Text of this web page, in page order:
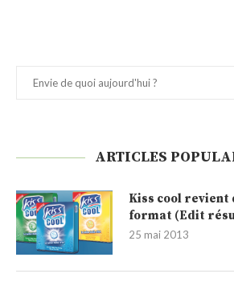
ARTICLES
Kiss cool revient
format (Edit
25 mai 2013